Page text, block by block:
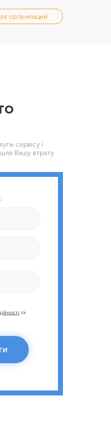
организаций
сервісу і
Вашу втрату.
та